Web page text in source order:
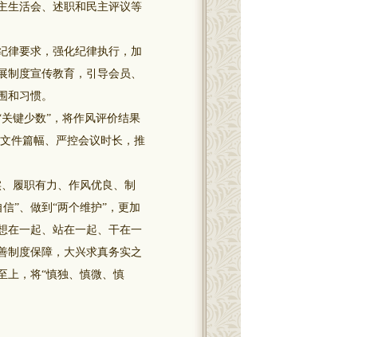
生活会、述职和民主评议等
要求，强化纪律执行，加
度宣传教育，引导会员、
习惯。
键少数”，将作风评价结果
件篇幅、严控会议时长，推
履职有力、作风优良、制
”、做到“两个维护”，更加
在一起、站在一起、干在一
制度保障，大兴求真务实之
上，将“慎独、慎微、慎